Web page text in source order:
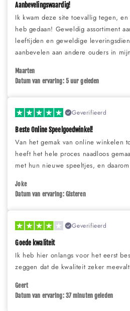
Aanbevelingswaardig!
Ik kwam deze site toevallig tegen,
heb gedaan! Geweldig assortiment
leeftijden en geweldige
aanbevelen aan andere ouders in
Maarten
Datum van ervaring: 5 uur geleden
Geverifieerd
Beste Online Speelgoedwinkel!
Van het gemak van online winkelen
heeft het hele proces naadloos
met hun nieuwe speeltjes, en
Joke
Datum van ervaring: Gisteren
Geverifieerd
Goede kwaliteit
Ik heb hier onlangs voor het eerst
zeggen dat de kwaliteit zeker
Geert
Datum van ervaring: 37 minuten geleden